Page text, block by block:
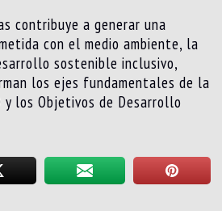
contribuye a generar una
con el medio ambiente, la
sostenible inclusivo,
los ejes fundamentales de la
y los Objetivos de Desarrollo